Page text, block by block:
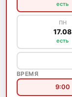
есть
ПН
17.08
есть
ВРЕМЯ
9:00